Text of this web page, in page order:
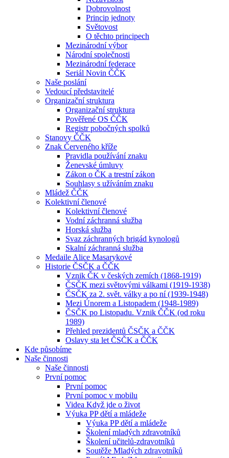
Dobrovolnost
Princip jednoty
Světovost
O těchto principech
Mezinárodní výbor
Národní společnosti
Mezinárodní federace
Seriál Novin ČČK
Naše poslání
Vedoucí představitelé
Organizační struktura
Organizační struktura
Pověřené OS ČČK
Registr pobočných spolků
Stanovy ČČK
Znak Červeného kříže
Pravidla používání znaku
Ženevské úmluvy
Zákon o ČK a trestní zákon
Souhlasy s užíváním znaku
Mládež ČČK
Kolektivní členové
Kolektivní členové
Vodní záchranná služba
Horská služba
Svaz záchranných brigád kynologů
Skalní záchranná služba
Medaile Alice Masarykové
Historie ČSČK a ČČK
Vznik ČK v českých zemích (1868-1919)
ČSČK mezi světovými válkami (1919-1938)
ČSČK za 2. svět. války a po ní (1939-1948)
Mezi Únorem a Listopadem (1948-1989)
ČSČK po Listopadu. Vznik ČČK (od roku
1989)
Přehled prezidentů ČSČK a ČČK
Oslavy sta let ČSČK a ČČK
Kde působíme
Naše činnosti
Naše činnosti
První pomoc
První pomoc
První pomoc v mobilu
Videa Když jde o život
Výuka PP dětí a mládeže
Výuka PP dětí a mládeže
Školení mladých zdravotníků
Školení učitelů-zdravotníků
Soutěže Mladých zdravotníků